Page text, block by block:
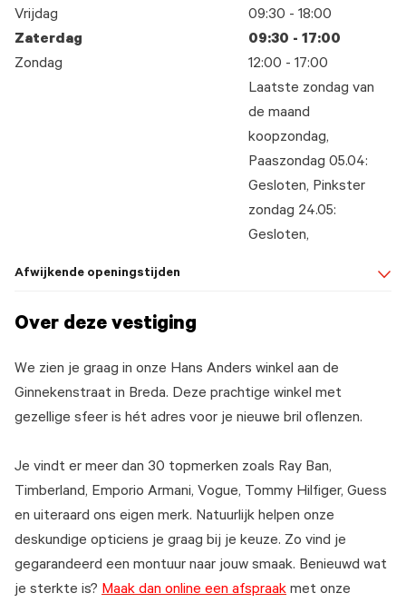
Vrijdag
09:30 - 18:00
Zaterdag
09:30 - 17:00
Zondag
12:00 - 17:00
Laatste zondag van
de maand
koopzondag,
Paaszondag 05.04:
Gesloten, Pinkster
zondag 24.05:
Gesloten,
Afwijkende openingstijden
Over deze vestiging
We zien je graag in onze Hans Anders winkel aan de
Ginnekenstraat in Breda. Deze prachtige winkel met
gezellige sfeer is hét adres voor je nieuwe bril oflenzen.
Je vindt er meer dan 30 topmerken zoals Ray Ban,
Timberland, Emporio Armani, Vogue, Tommy Hilfiger, Guess
en uiteraard ons eigen merk. Natuurlijk helpen onze
deskundige opticiens je graag bij je keuze. Zo vind je
gegarandeerd een montuur naar jouw smaak. Benieuwd wat
je sterkte is? Maak dan online een afspraak met onze